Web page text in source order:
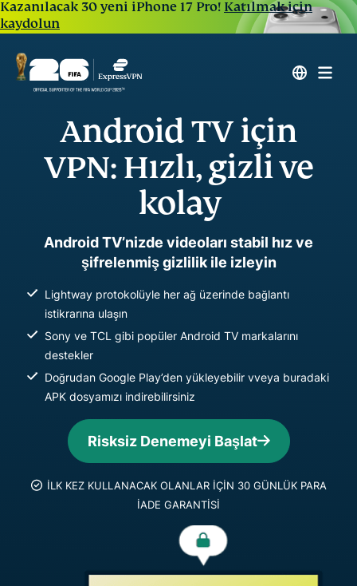
Kazanılacak 30 yeni iPhone 17 Pro! Katılmak için
kaydolun
Android TV için
VPN: Hızlı, gizli ve
kolay
Android TV’nizde videoları stabil hız ve
şifrelenmiş gizlilik ile izleyin
Lightway protokolüyle her ağ üzerinde bağlantı
istikrarına ulaşın
Sony ve TCL gibi popüler Android TV markalarını
destekler
Doğrudan Google Play’den yükleyebilir vveya buradaki
APK dosyamızı indirebilirsiniz
Risksiz Denemeyi Başlat
İLK KEZ KULLANACAK OLANLAR İÇİN 30 GÜNLÜK PARA
İADE GARANTİSİ